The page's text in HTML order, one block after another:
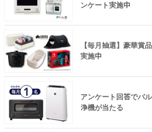
ンケート実施中
【毎月抽選】豪華賞
実施中
アンケート回答でバ
浄機が当たる